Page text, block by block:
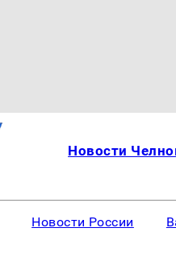
Новости
Новости России